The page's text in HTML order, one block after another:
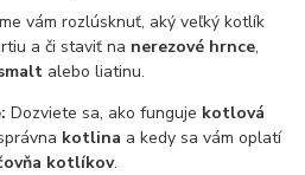
vám rozlúsknuť, aký veľký kotlík
a či staviť na nerezové hrnce,
alebo liatinu.
Dozviete sa, ako funguje kotlová
kotlina a kedy sa vám oplatí
kotlíkov.